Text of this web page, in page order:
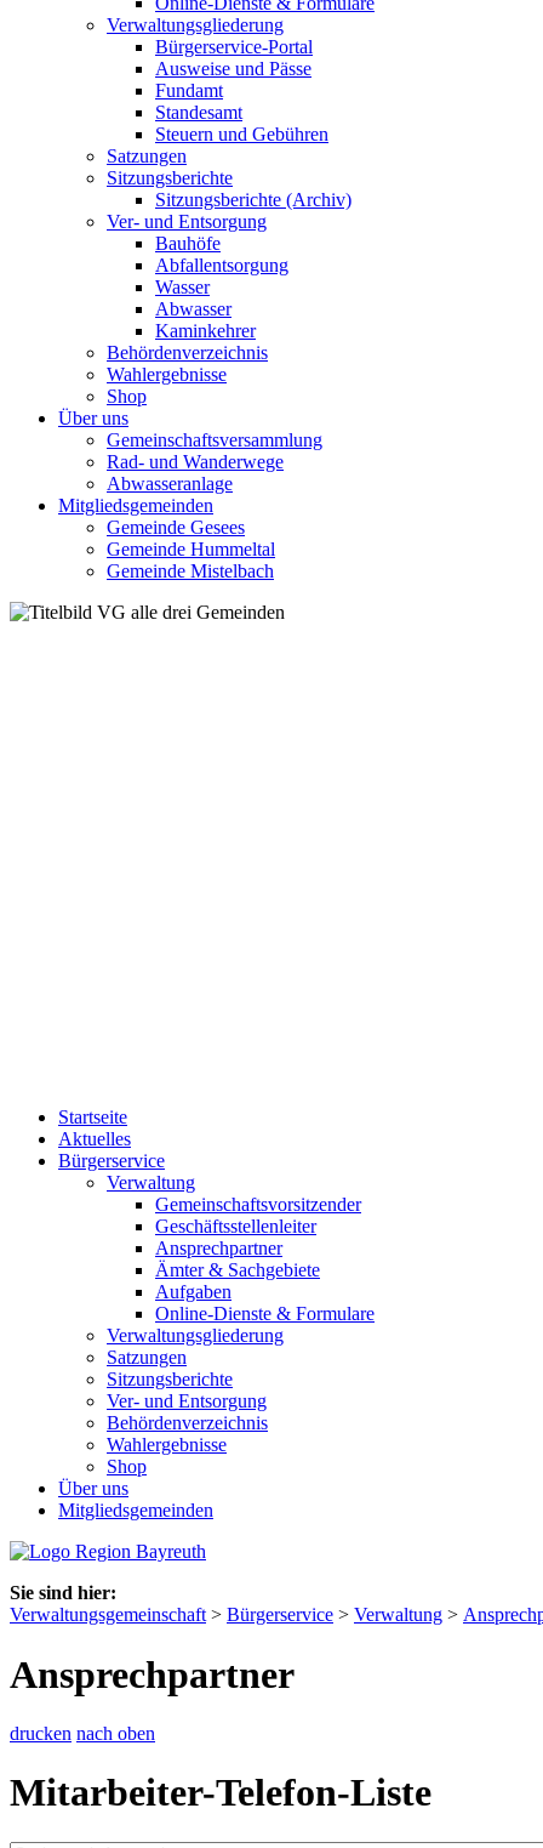
Verwaltungsgliederung
Bürgerservice-Portal
Ausweise und Pässe
Fundamt
Standesamt
Steuern und Gebühren
Satzungen
Sitzungsberichte
Sitzungsberichte (Archiv)
Ver- und Entsorgung
Bauhöfe
Abfallentsorgung
Wasser
Abwasser
Kaminkehrer
Behördenverzeichnis
Wahlergebnisse
Shop
Über uns
Gemeinschaftsversammlung
Rad- und Wanderwege
Abwasseranlage
Mitgliedsgemeinden
Gemeinde Gesees
Gemeinde Hummeltal
Gemeinde Mistelbach
Startseite
Aktuelles
Bürgerservice
Verwaltung
Gemeinschaftsvorsitzender
Geschäftsstellenleiter
Ansprechpartner
Ämter & Sachgebiete
Aufgaben
Online-Dienste & Formulare
Verwaltungsgliederung
Satzungen
Sitzungsberichte
Ver- und Entsorgung
Behördenverzeichnis
Wahlergebnisse
Shop
Über uns
Mitgliedsgemeinden
Sie sind hier:
Verwaltungsgemeinschaft > Bürgerservice > Verwaltung >
Ansprechpartner
drucken nach oben
Mitarbeiter-Telefon-Liste